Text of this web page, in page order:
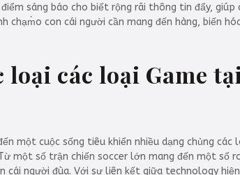
sáng báo cho biết rộng rãi thông tin đẩy, giúp
chạm̀o con cái người cần mang đến hàng, biến
loại các loại Game
một cuộc sống tiêu khiển nhiều dạng chủng
một số trận chiến soccer lớn mang đến một số
cái người đùa. Với sự liên kết giữa technology